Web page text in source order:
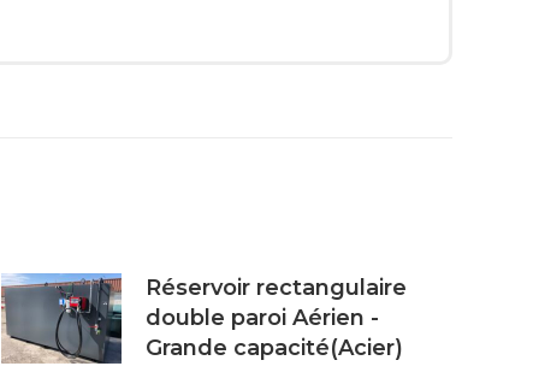
Réservoir rectangulaire
double paroi Aérien -
Grande capacité(Acier)